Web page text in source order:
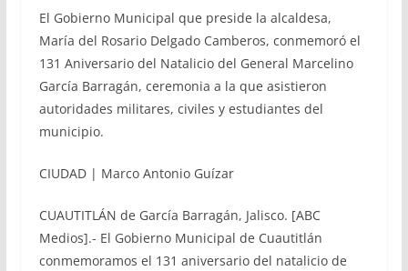
El Gobierno Municipal que preside la alcaldesa,
María del Rosario Delgado Camberos, conmemoró el
131 Aniversario del Natalicio del General Marcelino
García Barragán, ceremonia a la que asistieron
autoridades militares, civiles y estudiantes del
municipio.
CIUDAD | Marco Antonio Guízar
CUAUTITLÁN de García Barragán, Jalisco. [ABC
Medios].- El Gobierno Municipal de Cuautitlán
conmemoramos el 131 aniversario del natalicio de